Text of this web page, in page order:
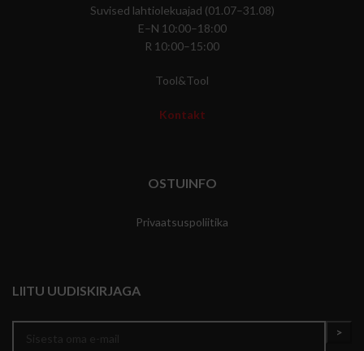
Suvised lahtiolekuajad (01.07–31.08)
E–N 10:00–18:00
R 10:00–15:00
Tool&Tool
Kontakt
OSTUINFO
Privaatsuspoliitika
LIITU UUDISKIRJAGA